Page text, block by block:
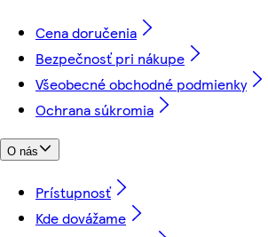
Cena doručenia
Bezpečnosť pri nákupe
Všeobecné obchodné podmienky
Ochrana súkromia
O nás
Prístupnosť
Kde dovážame